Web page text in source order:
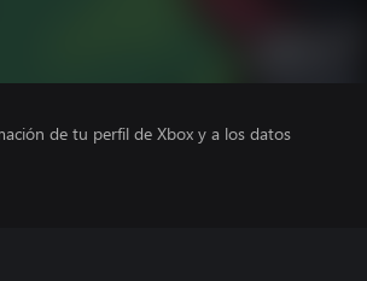
de tu perfil de Xbox y a los datos